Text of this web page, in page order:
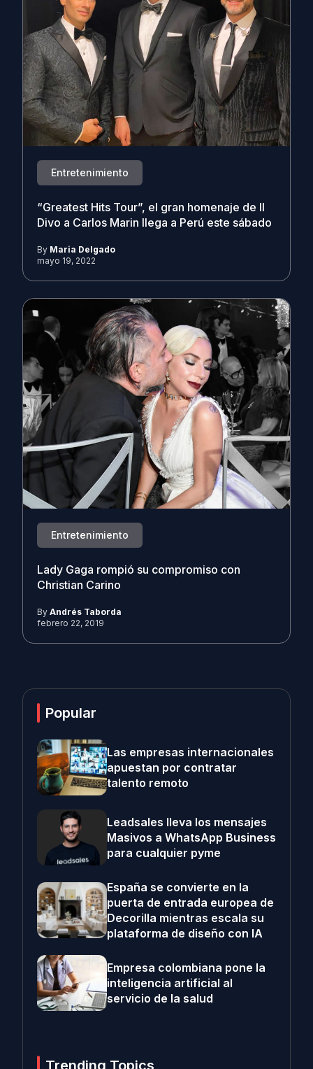
Entretenimiento
“Greatest Hits Tour”, el gran homenaje de Il
Divo a Carlos Marin llega a Perú este sábado
By Maria Delgado
mayo 19, 2022
Entretenimiento
Lady Gaga rompió su compromiso con
Christian Carino
By Andrés Taborda
febrero 22, 2019
Popular
Las empresas internacionales
apuestan por contratar
talento remoto
Leadsales lleva los mensajes
Masivos a WhatsApp Business
para cualquier pyme
España se convierte en la
puerta de entrada europea de
Decorilla mientras escala su
plataforma de diseño con IA
Empresa colombiana pone la
inteligencia artificial al
servicio de la salud
Trending Topics